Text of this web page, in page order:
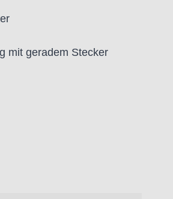
mit geradem Stecker